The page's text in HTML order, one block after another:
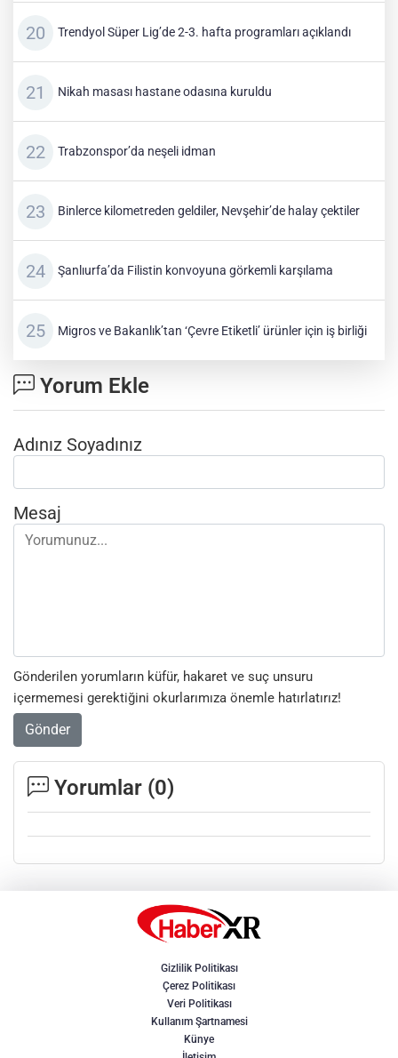
Trendyol Süper Lig’de 2-3. hafta programları açıklandı
Nikah masası hastane odasına kuruldu
Trabzonspor’da neşeli idman
Binlerce kilometreden geldiler, Nevşehir’de halay çektiler
Şanlıurfa’da Filistin konvoyuna görkemli karşılama
Migros ve Bakanlık’tan ‘Çevre Etiketli’ ürünler için iş birliği
Yorum Ekle
Adınız Soyadınız
Mesaj
Gönderilen yorumların küfür, hakaret ve suç unsuru
içermemesi gerektiğini okurlarımıza önemle hatırlatırız!
Gönder
Yorumlar (0)
Gizlilik Politikası
Çerez Politikası
Veri Politikası
Kullanım Şartnamesi
Künye